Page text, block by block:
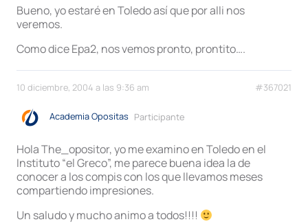
Bueno, yo estaré en Toledo así que por alli nos
veremos.
Como dice Epa2, nos vemos pronto, prontito….
10 diciembre, 2004 a las 9:36 am #367021
Academia Opositas Participante
Hola The_opositor, yo me examino en Toledo en el
Instituto “el Greco”, me parece buena idea la de
conocer a los compis con los que llevamos meses
compartiendo impresiones.
Un saludo y mucho animo a todos!!!!